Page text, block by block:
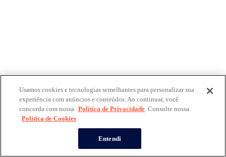
Usamos cookies e tecnologias semelhantes para personalizar sua
experiência com anúncios e conteúdos. Ao continuar, você
concorda com nossa Política de Privacidade. Consulte nossa
Política de Cookies
Entendi